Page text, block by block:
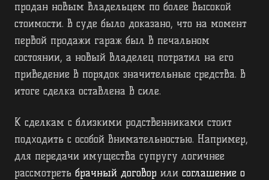
продан новым владельцем по более высокой
стоимости. В суде было доказано, что на момент
первой продажи гараж был в печальном
состоянии, а новый владелец потратил на его
приведение в порядок значительные средства. В
итоге сделка оставлена в силе.
К сделкам с близкими родственниками стоит
подходить с особой внимательностью. Например,
для передачи имущества супругу логичнее
рассмотреть брачный договор или соглашение о